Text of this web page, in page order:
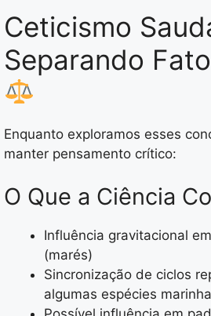
Ceticismo
Separando
Enquanto exploramos esses
manter pensamento crítico:
O Que a Ciência
Influência gravitacional
(marés)
Sincronização de ciclos
algumas espécies